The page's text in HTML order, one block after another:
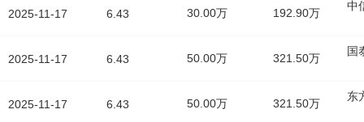
2025-11-17
2025-11-17
2025-11-17
6.43 30.00万 192.90万
中
6.43 50.00万 321.50万
国
6.43 50.00万 321.50万
东